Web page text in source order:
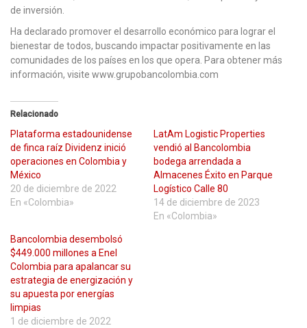
de inversión.
Ha declarado promover el desarrollo económico para lograr el
bienestar de todos, buscando impactar positivamente en las
comunidades de los países en los que opera. Para obtener más
información, visite www.grupobancolombia.com
Relacionado
Plataforma estadounidense
de finca raíz Dividenz inició
operaciones en Colombia y
México
20 de diciembre de 2022
En «Colombia»
LatAm Logistic Properties
vendió al Bancolombia
bodega arrendada a
Almacenes Éxito en Parque
Logístico Calle 80
14 de diciembre de 2023
En «Colombia»
Bancolombia desembolsó
$449.000 millones a Enel
Colombia para apalancar su
estrategia de energización y
su apuesta por energías
limpias
1 de diciembre de 2022